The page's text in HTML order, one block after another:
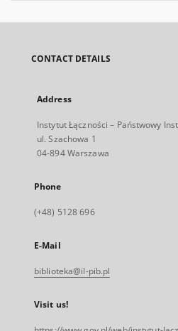
CONTACT DETAILS
Address
Instytut Łączności – Państwowy
ul. Szachowa 1
04-894 Warszawa
Phone
(+48) 5128 696
E-Mail
biblioteka@il-pib.pl
Visit us!